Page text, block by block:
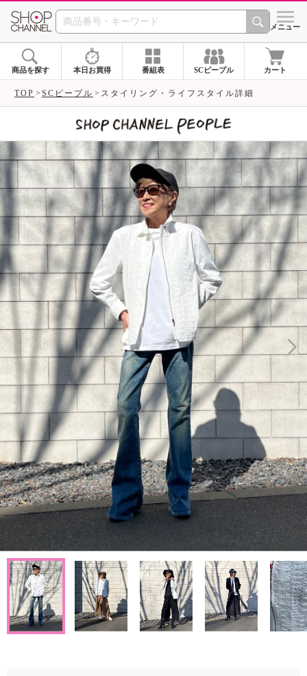
SHOP CHANNEL シメニュー
商品を探す 本日お買得 番組表 SCピープル カート
TOP SCピープル スタイリング・ライフスタイル詳細